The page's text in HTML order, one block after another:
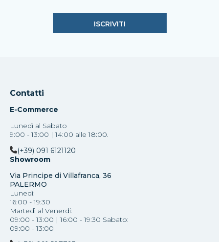
Contatti
E-Commerce
Lunedì al Sabato
9:00 - 13:00 | 14:00 alle 18:00.
(+39) 091 6121120
Showroom
Via Principe di Villafranca, 36
PALERMO
Lunedì:
16:00 - 19:30
Martedì al Venerdi:
09:00 - 13:00 | 16:00 - 19:30 Sabato:
09:00 - 13:00